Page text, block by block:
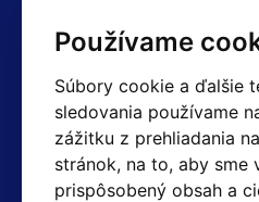
Používame
Súbory cookie a ďalšie
sledovania používame
zážitku z prehliadania
stránok, na to, aby sme
prispôsobený obsah a
Kontakty
+420 603 357 606 +420
info@hotair.cz
Fakturačné a expedičné
+420 605 259 759 (Po–Pia: 7:30 –